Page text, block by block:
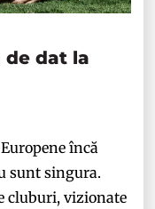
de dat la
încă
sunt singura.
cluburi, vizionate